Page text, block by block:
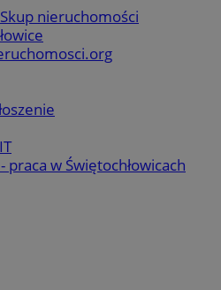
nieruchomości
praca w Świętochłowicach